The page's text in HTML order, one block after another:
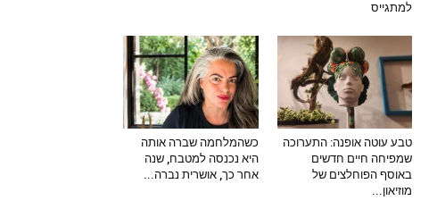
למתגייס
טבע עוטה אופנה: התערוכה
שמפיחה חיים חדשים
באוסף הפוחלצים של
מוזיאון...
כשהמלחמה שברה אותה
היא נכנסה למטבח, שנה
אחר כך, אושרית נברה...